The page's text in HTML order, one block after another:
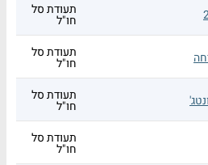
תעודת סל
חו"ל
תעודת סל
חו"ל
תעודת סל
חו"ל
תעודת סל
חו"ל